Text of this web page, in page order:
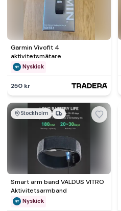
Garmin Vivofit 4
aktivitetsmätare
Nyskick
250 kr
Stockholm
Smart arm band VALDUS VITRO
Aktivitetsarmband
Nyskick